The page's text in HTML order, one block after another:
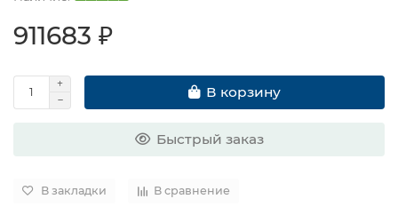
911683 ₽
В корзину
Быстрый заказ
В закладки В сравнение